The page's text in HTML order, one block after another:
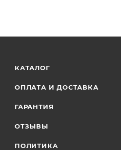
КАТАЛОГ
ОПЛАТА И ДОСТАВКА
ГАРАНТИЯ
ОТЗЫВЫ
ПОЛИТИКА